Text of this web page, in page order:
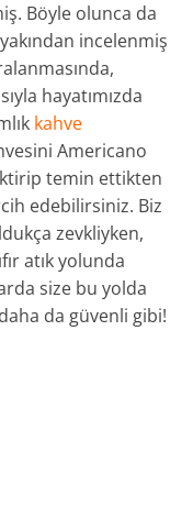
Böyle olunca da
incelenmiş
hayatımızda
kahve
Americano
temin ettikten
edebilirsiniz. Biz
zevkliyken,
atık yolunda
size bu yolda
da güvenli gibi!